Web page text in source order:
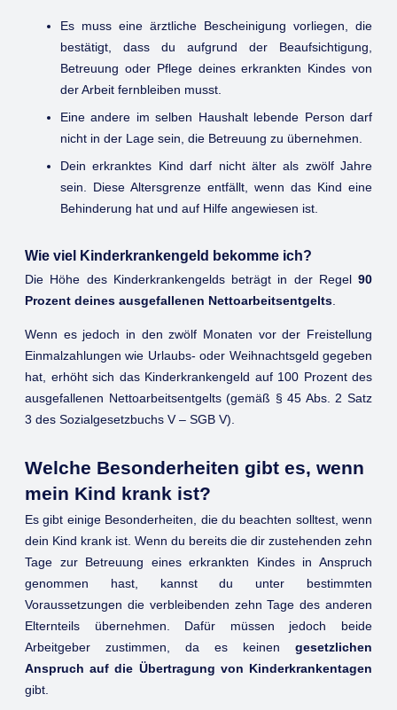
Es muss eine ärztliche Bescheinigung vorliegen, die
bestätigt, dass du aufgrund der Beaufsichtigung,
Betreuung oder Pflege deines erkrankten Kindes von
der Arbeit fernbleiben musst.
Eine andere im selben Haushalt lebende Person darf
nicht in der Lage sein, die Betreuung zu übernehmen.
Dein erkranktes Kind darf nicht älter als zwölf Jahre
sein. Diese Altersgrenze entfällt, wenn das Kind eine
Behinderung hat und auf Hilfe angewiesen ist.
Wie viel Kinderkrankengeld bekomme ich?
Die Höhe des Kinderkrankengelds beträgt in der Regel 90
Prozent deines ausgefallenen Nettoarbeitsentgelts
Wenn es jedoch in den zwölf Monaten vor der Freistellung
Einmalzahlungen wie Urlaubs- oder Weihnachtsgeld gegeben
hat, erhöht sich das Kinderkrankengeld auf 100 Prozent des
ausgefallenen Nettoarbeitsentgelts (gemäß § 45 Abs. 2 Satz
3 des Sozialgesetzbuchs V – SGB V).
Welche Besonderheiten gibt es, wenn
mein Kind krank ist?
Es gibt einige Besonderheiten, die du beachten solltest, wenn
dein Kind krank ist. Wenn du bereits die dir zustehenden zehn
Tage zur Betreuung eines erkrankten Kindes in Anspruch
genommen hast, kannst du unter bestimmten
Voraussetzungen die verbleibenden zehn Tage des anderen
Elternteils übernehmen. Dafür müssen jedoch beide
Arbeitgeber zustimmen, da es keinen gesetzlichen
Anspruch auf die Übertragung von Kinderkrankentagen
gibt.